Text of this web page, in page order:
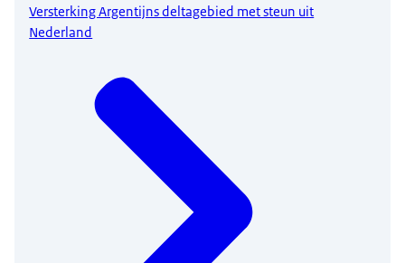
Versterking Argentijns deltagebied met steun uit
Nederland